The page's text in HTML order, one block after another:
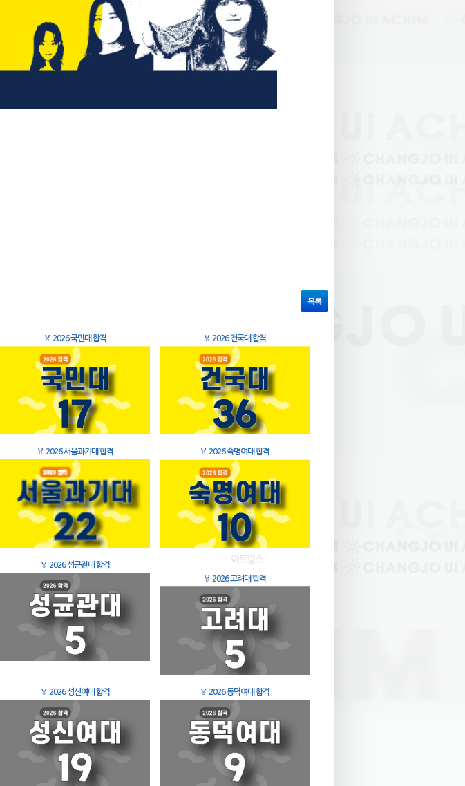
목록
🏅 2026 국민대 합격 🏅 2026 건국대 합격
🏅 2026 서울과기대 합격 🏅 2026 숙명여대 합격
🏅 2026 성균관대 합격
🏅 2026 고려대 합격
🏅 2026 성신여대 합격 🏅 2026 동덕여대 합격